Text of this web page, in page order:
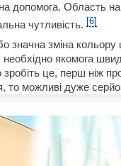
допомога. Область
чутливість.
[6]
значна зміна
якомога
це, перш ніж
то можливі дуже